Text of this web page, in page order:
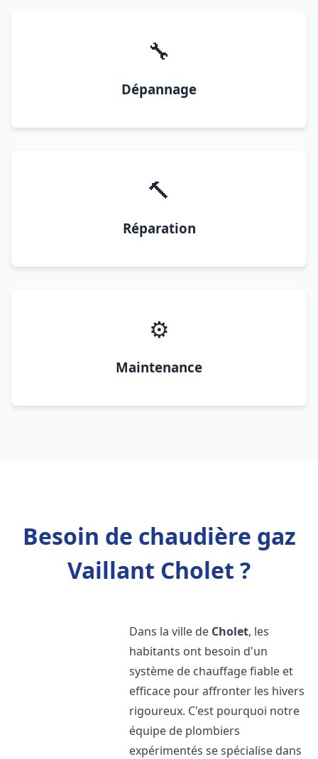
🔧
Dépannage
🔨
Réparation
⚙️
Maintenance
Besoin de chaudière gaz
Vaillant Cholet ?
Dans la ville de Cholet, les
habitants ont besoin d'un
système de chauffage fiable et
efficace pour affronter les hivers
rigoureux. C'est pourquoi notre
équipe de plombiers
expérimentés se spécialise dans